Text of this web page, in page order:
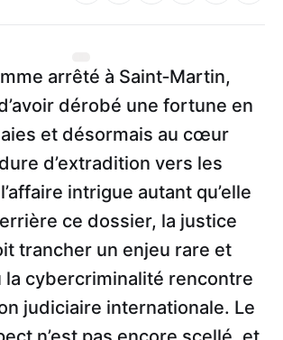
arrêté à Saint‑Martin,
dérobé une fortune en
et désormais au cœur
d’extradition vers les
intrigue autant qu’elle
ce dossier, la justice
trancher un enjeu rare et
la cybercriminalité rencontre
judiciaire internationale. Le